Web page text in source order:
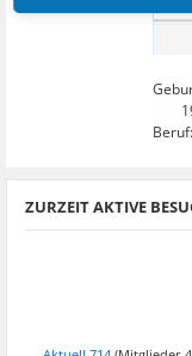
Beruf:
ZURZEIT AKTIVE